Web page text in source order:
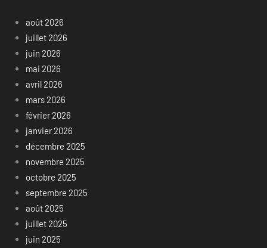
août 2026
juillet 2026
juin 2026
mai 2026
avril 2026
mars 2026
février 2026
janvier 2026
décembre 2025
novembre 2025
octobre 2025
septembre 2025
août 2025
juillet 2025
juin 2025